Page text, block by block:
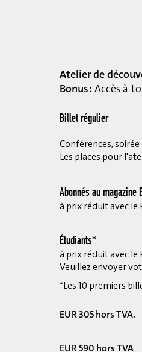
Atelier de
Bonus : Accès à
Billet régulier
Conférences,
Les places pour
Abonnés au magazine
à prix réduit avec le
Étudiants*
à prix réduit avec le
Veuillez envoyer
*Les 10 premiers
EUR 305 hors TVA.
EUR 590 hors TVA